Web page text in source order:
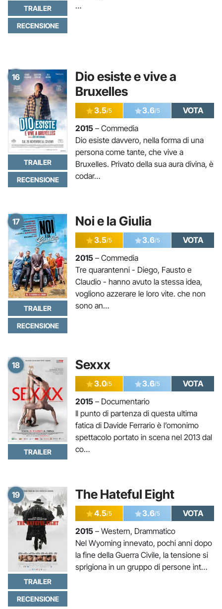
TRAILER
RECENSIONE
…
16
Dio esiste e vive a
Bruxelles
TRAILER
RECENSIONE
3.5/5 3.6/5
VOTA
2015 – Commedia
Dio esiste davvero, nella forma di una
persona come tante, che vive a
Bruxelles. Privato della sua aura divina, è
codar…
17 Noi e la Giulia
TRAILER
RECENSIONE
3.5/5 3.6/5
VOTA
2015 – Commedia
Tre quarantenni - Diego, Fausto e
Claudio - hanno avuto la stessa idea,
vogliono azzerare le loro vite. che non
sono an…
18 Sexxx
TRAILER
3.0/5 3.6/5
VOTA
2015 – Documentario
Il punto di partenza di questa ultima
fatica di Davide Ferrario è l’omonimo
spettacolo portato in scena nel 2013 dal
co…
19 The Hateful Eight
TRAILER
RECENSIONE
4.5/5 3.6/5
VOTA
2015 – Western, Drammatico
Nel Wyoming innevato, pochi anni dopo
la fine della Guerra Civile, la tensione si
sprigiona in un gruppo di persone int…